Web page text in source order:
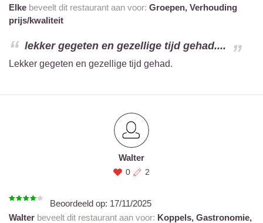
Elke beveelt dit restaurant aan voor: Groepen, Verhouding
prijs/kwaliteit
lekker gegeten en gezellige tijd gehad....
Lekker gegeten en gezellige tijd gehad.
Walter
0 2
Beoordeeld op: 17/11/2025
Walter beveelt dit restaurant aan voor: Koppels, Gastronomie,